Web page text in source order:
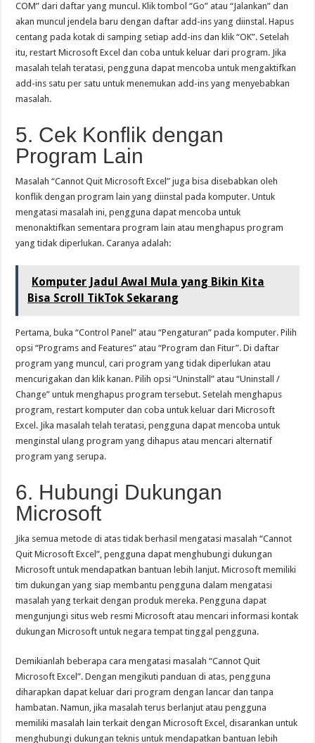
COM” dari daftar yang muncul. Klik tombol “Go” atau “Jalankan” dan
akan muncul jendela baru dengan daftar add-ins yang diinstal. Hapus
centang pada kotak di samping setiap add-ins dan klik “OK”. Setelah
itu, restart Microsoft Excel dan coba untuk keluar dari program. Jika
masalah telah teratasi, pengguna dapat mencoba untuk mengaktifkan
add-ins satu per satu untuk menemukan add-ins yang menyebabkan
masalah.
5. Cek Konflik dengan
Program Lain
Masalah “Cannot Quit Microsoft Excel” juga bisa disebabkan oleh
konflik dengan program lain yang diinstal pada komputer. Untuk
mengatasi masalah ini, pengguna dapat mencoba untuk
menonaktifkan sementara program lain atau menghapus program
yang tidak diperlukan. Caranya adalah:
Komputer Jadul Awal Mula yang Bikin Kita
Bisa Scroll TikTok Sekarang
Pertama, buka “Control Panel” atau “Pengaturan” pada komputer. Pilih
opsi “Programs and Features” atau “Program dan Fitur”. Di daftar
program yang muncul, cari program yang tidak diperlukan atau
mencurigakan dan klik kanan. Pilih opsi “Uninstall” atau “Uninstall /
Change” untuk menghapus program tersebut. Setelah menghapus
program, restart komputer dan coba untuk keluar dari Microsoft
Excel. Jika masalah telah teratasi, pengguna dapat mencoba untuk
menginstal ulang program yang dihapus atau mencari alternatif
program yang serupa.
6. Hubungi Dukungan
Microsoft
Jika semua metode di atas tidak berhasil mengatasi masalah “Cannot
Quit Microsoft Excel”, pengguna dapat menghubungi dukungan
Microsoft untuk mendapatkan bantuan lebih lanjut. Microsoft memiliki
tim dukungan yang siap membantu pengguna dalam mengatasi
masalah yang terkait dengan produk mereka. Pengguna dapat
mengunjungi situs web resmi Microsoft atau mencari informasi kontak
dukungan Microsoft untuk negara tempat tinggal pengguna.
Demikianlah beberapa cara mengatasi masalah “Cannot Quit
Microsoft Excel”. Dengan mengikuti panduan di atas, pengguna
diharapkan dapat keluar dari program dengan lancar dan tanpa
hambatan. Namun, jika masalah terus berlanjut atau pengguna
memiliki masalah lain terkait dengan Microsoft Excel, disarankan untuk
menghubungi dukungan teknis untuk mendapatkan bantuan lebih